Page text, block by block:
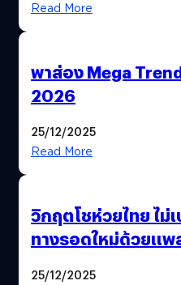
Read More
พาส่อง Mega
2026
25/12/2025
Read More
วิกฤตโชห่วยไทย ไม่
ทางรอดใหม่ด้วยแ
25/12/2025